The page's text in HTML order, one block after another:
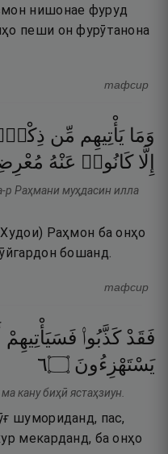
нишонае фуруд
пеши он фурӯтанона
тафсир
وَمَا يَأْتِيهِم مِّن
إِلَّا كَانُوا۟ عَنْهُ
Раҳмани муҳдасин илла
Раҳмон ба онҳо
бошанд.
тафсир
فَقَدْ كَذَّبُوا۟ فَسَيَأْتِيهِمْ
يَسْتَهْزِءُونَ ۝٦
кану биҳӣ ястаҳзиун.
шумориданд, пас,
мекарданд, ба онҳо